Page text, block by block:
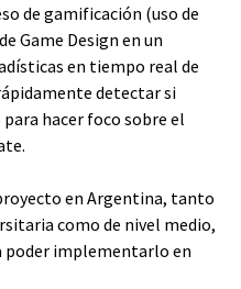
de gamificación (uso de
Game Design en un
en tiempo real de
detectar si
hacer foco sobre el
en Argentina, tanto
como de nivel medio,
poder implementarlo en